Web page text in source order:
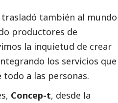
también al mundo
productores de
la inquietud de crear
los servicios que
a las personas.
Concep-t, desde la